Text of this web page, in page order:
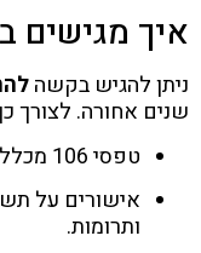
איך מגישים
ניתן להגיש בקשה
שנים אחורה. לצורך
טפסי 106 מכלל המעסיקים בכל שנה.
אישורים על
ותרומות.